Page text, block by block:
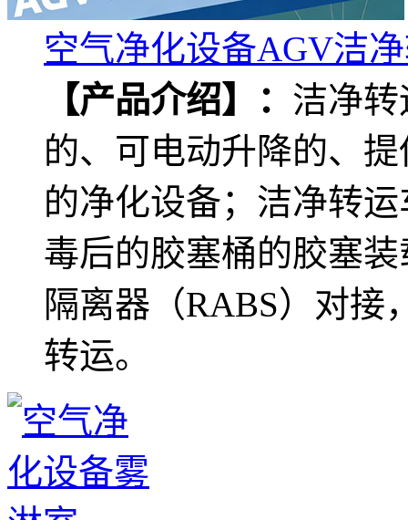
空气净化设备AGV洁
【产品介绍】： 洁净
的、可电动升降的、
的净化设备；洁净转
毒后的胶塞桶的胶塞
隔离器（RABS）对接
转运。